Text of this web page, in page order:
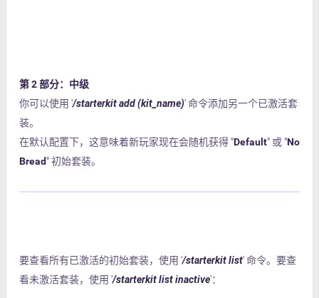
第 2 部分：中级
你可以使用 '/starterkit add (kit_name)' 命令添加另一个已激活套
装。
在默认配置下，这意味着新玩家现在会随机获得 "Default" 或 "No
Bread" 初始套装。
要查看所有已激活的初始套装，使用 '/starterkit list' 命令。要查
看未激活套装，使用 '/starterkit list inactive'：